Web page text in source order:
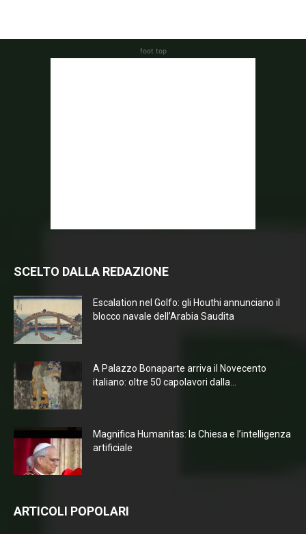
foot top
SCELTO DALLA REDAZIONE
Escalation nel Golfo: gli Houthi annunciano il
blocco navale dell’Arabia Saudita
A Palazzo Bonaparte arriva il Novecento
italiano: oltre 50 capolavori dalla...
Magnifica Humanitas: la Chiesa e l’intelligenza
artificiale
ARTICOLI POPOLARI